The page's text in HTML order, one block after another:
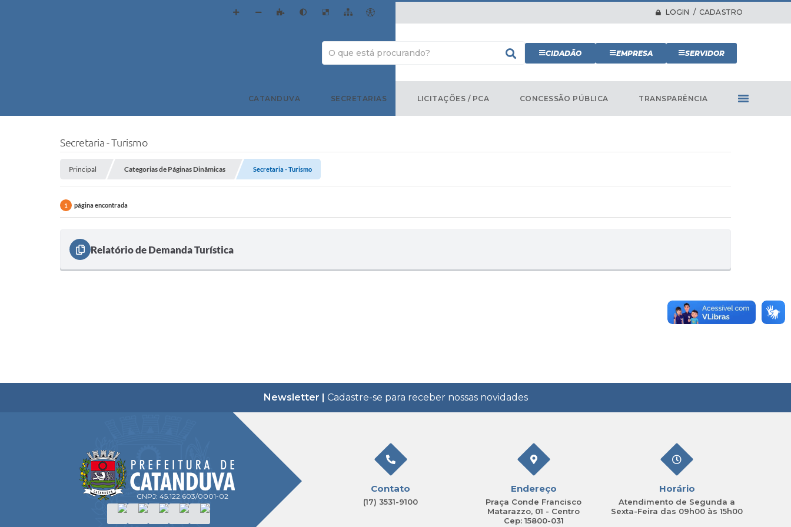
LOGIN / CADASTRO
CIDADÃO EMPRESA SERVIDOR
CATANDUVA SECRETARIAS LICITAÇÕES / PCA CONCESSÃO PÚBLICA TRANSPARÊNCIA
Secretaria - Turismo
Principal Categorias de Páginas Dinâmicas Secretaria - Turismo
1 página encontrada
Relatório de Demanda Turística
Newsletter | Cadastre-se para receber nossas novidades
CNPJ: 45.122.603/0001-02
Contato
(17) 3531-9100
Endereço
Praça Conde Francisco
Matarazzo, 01 - Centro
Cep: 15800-031
Horário
Atendimento de Segunda a
Sexta-Feira das 09h00 às 15h00